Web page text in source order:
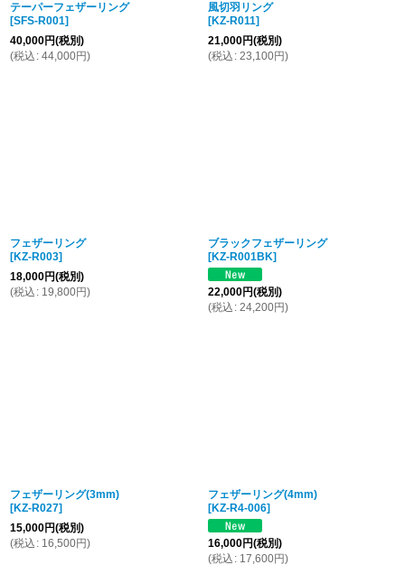
テーパーフェザーリング
[SFS-R001]
40,000円(税別)
(税込 : 44,000円)
風切羽リング
[KZ-R011]
21,000円(税別)
(税込 : 23,100円)
フェザーリング
[KZ-R003]
18,000円(税別)
(税込 : 19,800円)
ブラックフェザーリング
[KZ-R001BK]
22,000円(税別)
(税込 : 24,200円)
フェザーリング(3mm)
[KZ-R027]
15,000円(税別)
(税込 : 16,500円)
フェザーリング(4mm)
[KZ-R4-006]
16,000円(税別)
(税込 : 17,600円)